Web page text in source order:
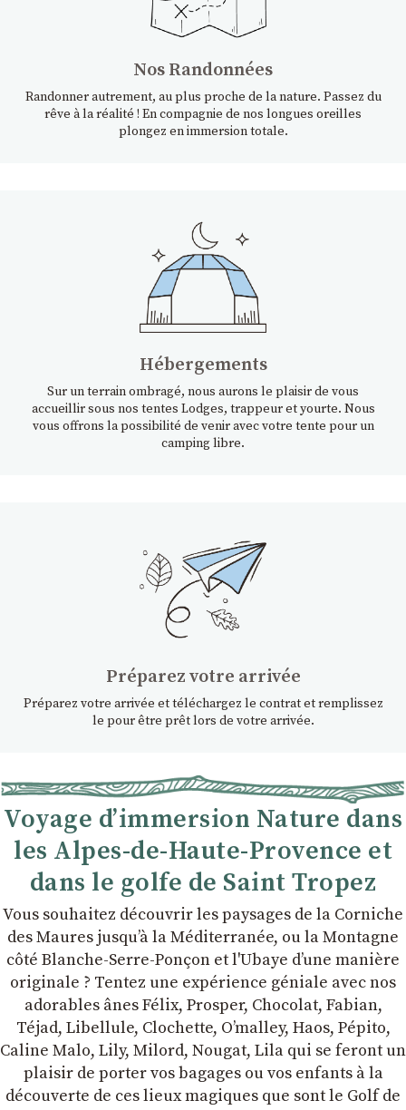
Nos Randonnées
Randonner autrement, au plus proche de la nature. Passez du
rêve à la réalité ! En compagnie de nos longues oreilles
plongez en immersion totale.
Hébergements
Sur un terrain ombragé, nous aurons le plaisir de vous
accueillir sous nos tentes Lodges, trappeur et yourte. Nous
vous offrons la possibilité de venir avec votre tente pour un
camping libre.
Préparez votre arrivée
Préparez votre arrivée et téléchargez le contrat et remplissez
le pour être prêt lors de votre arrivée.
Voyage d’immersion Nature dans
les Alpes-de-Haute-Provence et
dans le golfe de Saint Tropez
Vous souhaitez découvrir les paysages de la Corniche
des Maures jusqu’à la Méditerranée, ou la Montagne
côté Blanche-Serre-Ponçon et l'Ubaye dʼune manière
originale ? Tentez une expérience géniale avec nos
adorables ânes Félix, Prosper, Chocolat, Fabian,
Téjad, Libellule, Clochette, Oʼmalley, Haos, Pépito,
Caline Malo, Lily, Milord, Nougat, Lila qui se feront un
plaisir de porter vos bagages ou vos enfants à la
découverte de ces lieux magiques que sont le Golf de